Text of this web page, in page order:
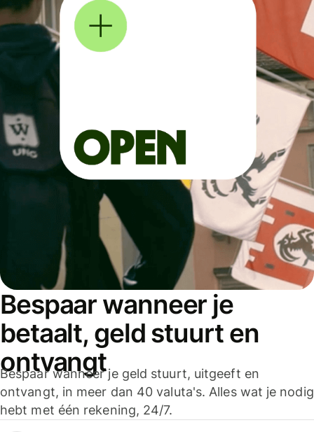
Bespaar wanneer je
betaalt, geld stuurt en
ontvangt
Bespaar wanneer je geld stuurt, uitgeeft en
ontvangt, in meer dan 40 valuta's. Alles wat je nodig
hebt met één rekening, 24/7.